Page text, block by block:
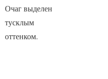
Очаг выделен
тусклым
оттенком.